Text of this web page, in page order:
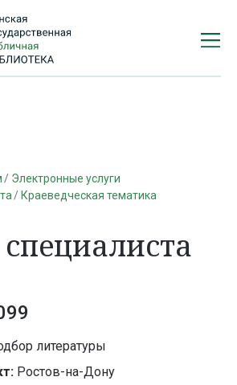
Электронные услуги
Краеведческая тематика
литературы
Ростов-на-Дону